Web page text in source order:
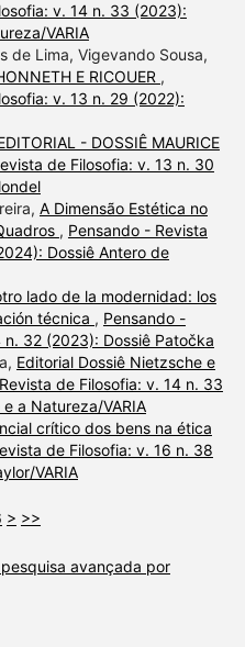
v. 14 n. 33 (2023):
VARIA
de Lima, Vigevando Sousa,
E RICOUER ,
v. 13 n. 29 (2022):
- DOSSIÊ MAURICE
de Filosofia: v. 13 n. 30
A Dimensão Estética no
, Pensando - Revista
Dossiê Antero de
lado de la modernidad: los
técnica , Pensando -
32 (2023): Dossiê Patočka
Editorial Dossiê Nietzsche e
de Filosofia: v. 14 n. 33
a Natureza/VARIA
crítico dos bens na ética
de Filosofia: v. 16 n. 38
VARIA
> >>
avançada por